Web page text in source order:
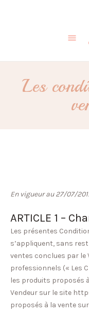
Les
En vigueur au 27/07/
ARTICLE 1 –
Les présentes
s’appliquent, sans
ventes conclues par le
professionnels (« Les
les produits proposés
Vendeur sur le site
proposés à la vente